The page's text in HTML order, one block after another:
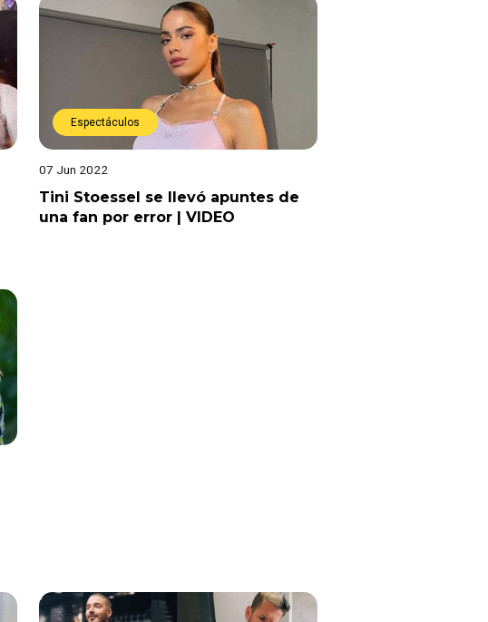
Espectáculos
07 Jun 2022
Tini Stoessel se llevó apuntes de
una fan por error | VIDEO